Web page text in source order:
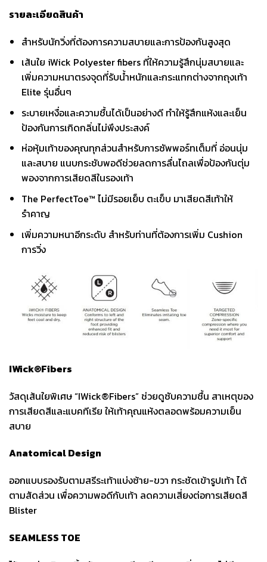
รายละเอียดสินค้า
สำหรับนักวิ่งที่ต้องการความสบายและการป้องกันสูงสุด
เส้นใย iWick Polyester fibers ที่ให้ความรู้สึกนุ่มสบายและ
เพิ่มความหนาตรงจุดที่รับน้ำหนักและกระแทกต่างจากถุงเท้า
Elite รุ่นอื่นๆ
ระบายเหงื่อและความชื้นได้เป็นอย่างดี ทำให้รู้สึกแห้งและเย็น
ป้องกันการเกิดกลิ่นไม่พึงประสงค์
ห่อหุ้มเท้าของคุณทุกส่วนสำหรับการซัพพอร์ทเต็มที่ อ่อนนุ่ม
และสบาย แนบกระชับพอดีช่วยลดการลื่นไถลเพื่อป้องกันตุ่ม
พองจากการเสียดสีในรองเท้า
The PerfectToe™ ไม่มีรอยเย็บ ตะเข็บ มาเสียดสีเท้าให้
รำคาญ
เพิ่มความหนาอีกระดับ สำหรับท่านที่ต้องการเพิ่ม Cushion
การวิ่ง
IWick®Fibers
วัสดุเส้นใยพิเศษ “IWick®Fibers” ช่วยดูซับความชื้น สาเหตุของ
การเสียดสีและแบคทีเรีย ให้เท้าคุณแห้งตลอดพร้อมความเย็น
สบาย
Anatomical Design
ออกแบบรองรับตามสรีระเท้าแบ่งซ้าย-ขวา กระชัดเข้ารูปเท้า ได้
ตามสัดส่วน เพื่อความพอดีกับเท้า ลดความเสี่ยงต่อการเสียดสี
Blister
SEAMLESS TOE